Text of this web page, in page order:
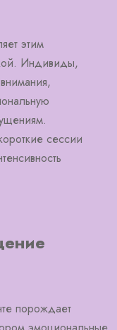
этим
Индивиды,
сессии
порождает